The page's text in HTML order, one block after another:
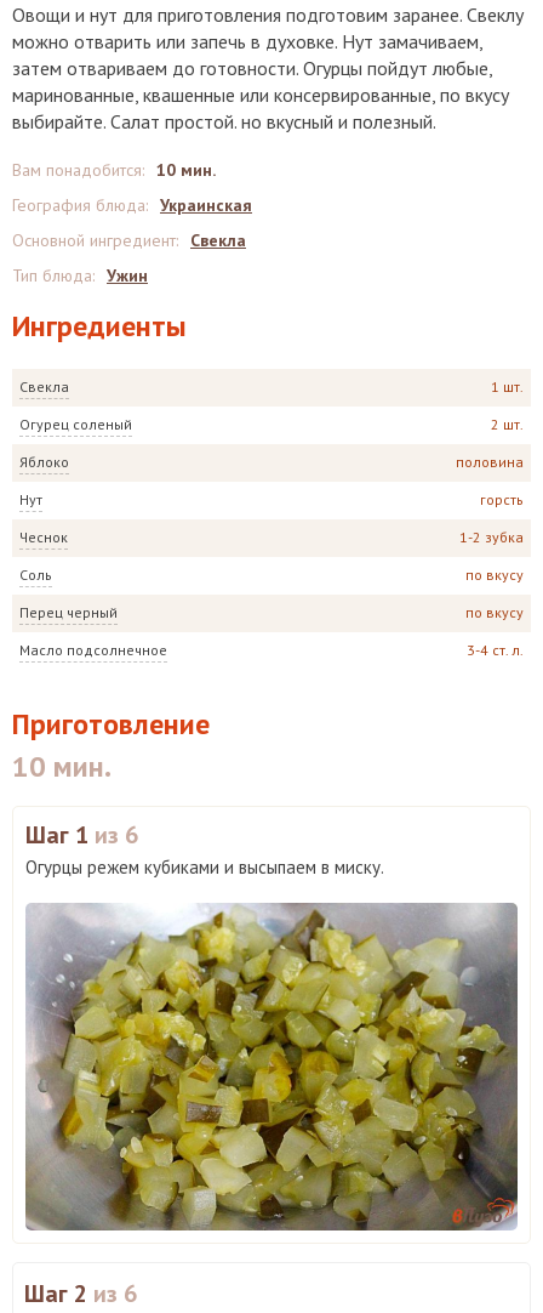
Овощи и нут для приготовления подготовим заранее. Свеклу
можно отварить или запечь в духовке. Нут замачиваем,
затем отвариваем до готовности. Огурцы пойдут любые,
маринованные, квашенные или консервированные, по вкусу
выбирайте. Салат простой. но вкусный и полезный.
Ингредиенты
Свекла 1 шт.
Огурец соленый 2 шт.
Яблоко половина
Нут горсть
Чеснок 1-2 зубка
Соль по вкусу
Перец черный по вкусу
Масло подсолнечное 3-4 ст. л.
Вам понадобится: 10 мин.
География блюда: Украинская
Основной ингредиент:
Свекла
Тип блюда: Ужин
Приготовление
10 мин.
Шаг 1 из 6
Огурцы режем кубиками и высыпаем в миску.
Шаг 2 из 6